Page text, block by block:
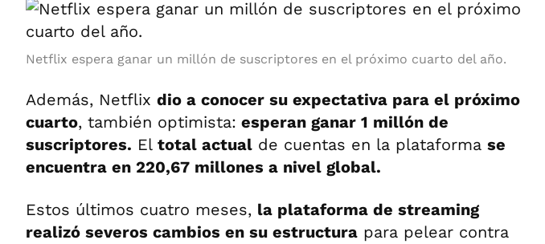
Netflix espera ganar un millón de suscriptores en el próximo cuarto del año.
Además, Netflix dio a conocer su expectativa para el próximo
cuarto, también optimista: esperan ganar 1 millón de
suscriptores. El total actual de cuentas en la plataforma se
encuentra en 220,67 millones a nivel global.
Estos últimos cuatro meses, la plataforma de streaming
realizó severos cambios en su estructura para pelear contra